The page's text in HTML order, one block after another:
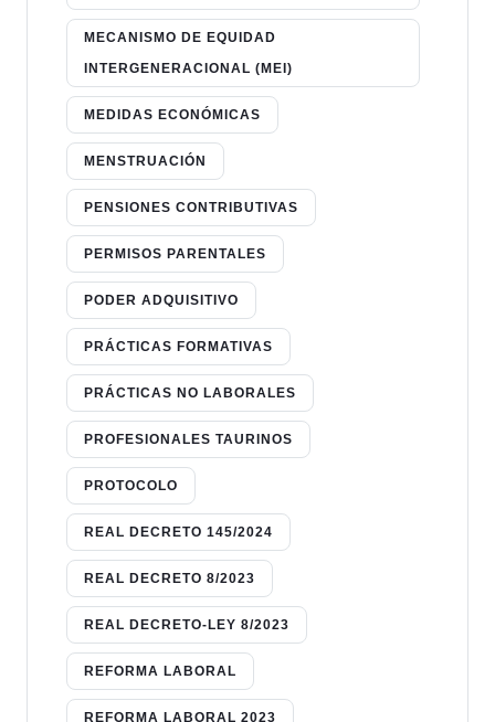
MECANISMO DE EQUIDAD
INTERGENERACIONAL (MEI)
MEDIDAS ECONÓMICAS
MENSTRUACIÓN
PENSIONES CONTRIBUTIVAS
PERMISOS PARENTALES
PODER ADQUISITIVO
PRÁCTICAS FORMATIVAS
PRÁCTICAS NO LABORALES
PROFESIONALES TAURINOS
PROTOCOLO
REAL DECRETO 145/2024
REAL DECRETO 8/2023
REAL DECRETO-LEY 8/2023
REFORMA LABORAL
REFORMA LABORAL 2023